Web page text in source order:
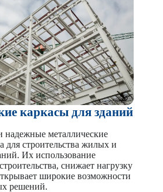
каркасы для зданий
металлические
для строительства жилых и
Их использование
снижает нагрузку
широкие возможности
решений.